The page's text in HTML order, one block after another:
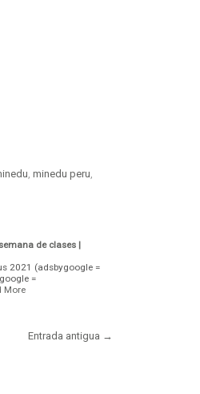
, minedu peru,
de clases |
2021 (adsbygoogle =
=
More
Entrada antigua →